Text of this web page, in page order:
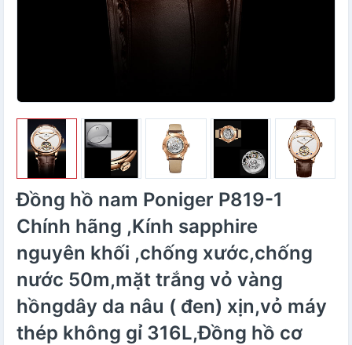
Đồng hồ nam Poniger P819-1
Chính hãng ,Kính sapphire
nguyên khối ,chống xước,chống
nước 50m,mặt trắng vỏ vàng
hồngdây da nâu ( đen) xịn,vỏ máy
thép không gỉ 316L,Đồng hồ cơ